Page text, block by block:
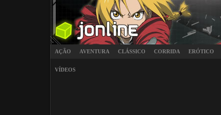
AÇÃO AVENTURA CLÁSSICO CORRIDA ERÓTICO
VÍDEOS